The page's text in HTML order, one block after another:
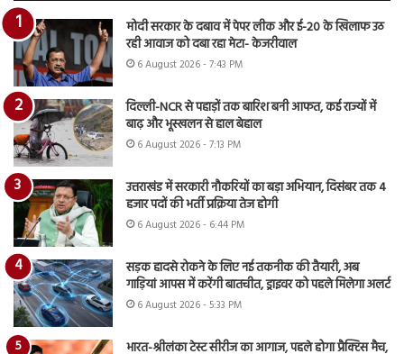
मोदी सरकार के दबाव में पेपर लीक और ई-20 के खिलाफ उठ
रही आवाज को दबा रहा मेटा- केजरीवाल
6 August 2026 - 7:43 PM
दिल्ली-NCR से पहाड़ों तक बारिश बनी आफत, कई राज्यों में
बाढ़ और भूस्खलन से हाल बेहाल
6 August 2026 - 7:13 PM
उत्तराखंड में सरकारी नौकरियों का बड़ा अभियान, दिसंबर तक 4
हजार पदों की भर्ती प्रक्रिया तेज होगी
6 August 2026 - 6:44 PM
सड़क हादसे रोकने के लिए नई तकनीक की तैयारी, अब
गाड़ियां आपस में करेंगी बातचीत, ड्राइवर को पहले मिलेगा अलर्ट
6 August 2026 - 5:33 PM
भारत-श्रीलंका टेस्ट सीरीज का आगाज, पहले होगा प्रैक्टिस मैच,